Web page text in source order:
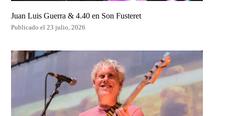
Juan Luis Guerra & 4.40 en Son Fusteret
Publicado el 23 julio, 2026